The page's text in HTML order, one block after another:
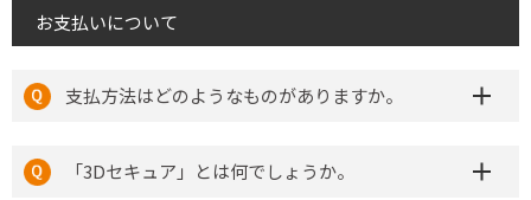
お支払いについて
支払方法はどのようなものがありますか。
「3Dセキュア」とは何でしょうか。